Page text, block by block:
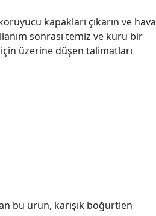
kapakları çıkarın ve hava
sonrası temiz ve kuru bir
üzerine düşen talimatları
bu ürün, karışık böğürtlen